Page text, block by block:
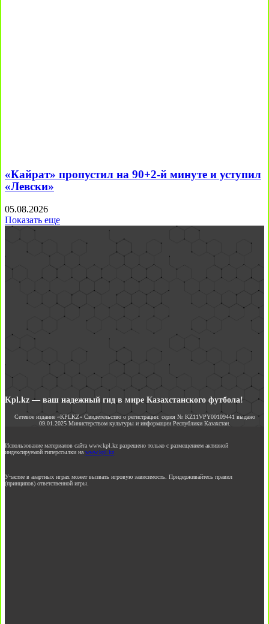
«Кайрат» пропустил на 90+2-й минуте и уступил
«Левски»
05.08.2026
Показать еще
Kpl.kz — ваш надежный гид в мире Казахстанского футбола!
Сетевое издание «KPLKZ» Свидетельство о регистрации: серия № KZ11VPY00109441 выдано
09.01.2025 Министерством культуры и информации Республики Казахстан.
Использование материалов сайта www.kpl.kz разрешено только с размещением активной
индексируемой гиперссылки на www.kpl.kz
Участие в азартных играх может вызвать игровую зависимость. Придерживайтесь правил
(принципов) ответственной игры.